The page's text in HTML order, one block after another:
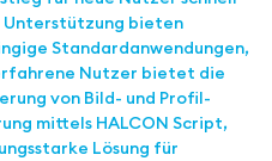
Unterstützung bieten
Standardanwendungen,
Nutzer bietet die
von Bild- und Profil-
mittels HALCON Script,
Lösung für